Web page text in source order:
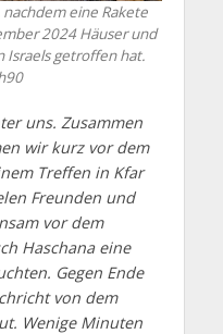
eine Rakete
2024 Häuser und
Israels getroffen hat.
uns. Zusammen
wir kurz vor dem
Treffen in Kfar
Freunden und
vor dem
Haschana eine
Gegen Ende
von dem
Wenige Minuten